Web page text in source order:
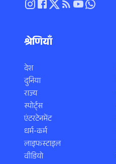
श्रेणियाँ
देश
दुनिया
राज्य
स्पोर्ट्स
एंटरटेनमेंट
धर्म-कर्म
लाइफस्टाइल
वीडियो